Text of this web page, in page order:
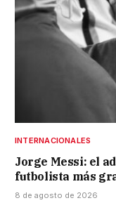
INTERNACIONALES
Jorge Messi: el
futbolista más
8 de agosto de 2026